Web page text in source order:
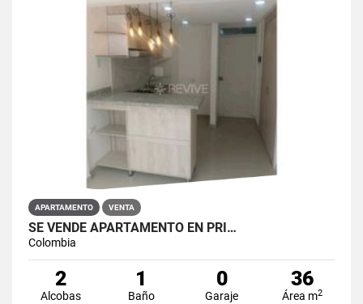
APARTAMENTO VENTA
SE VENDE APARTAMENTO EN PRI…
Colombia
2
Alcobas
1
Baño
0
Garaje
36
Área m2